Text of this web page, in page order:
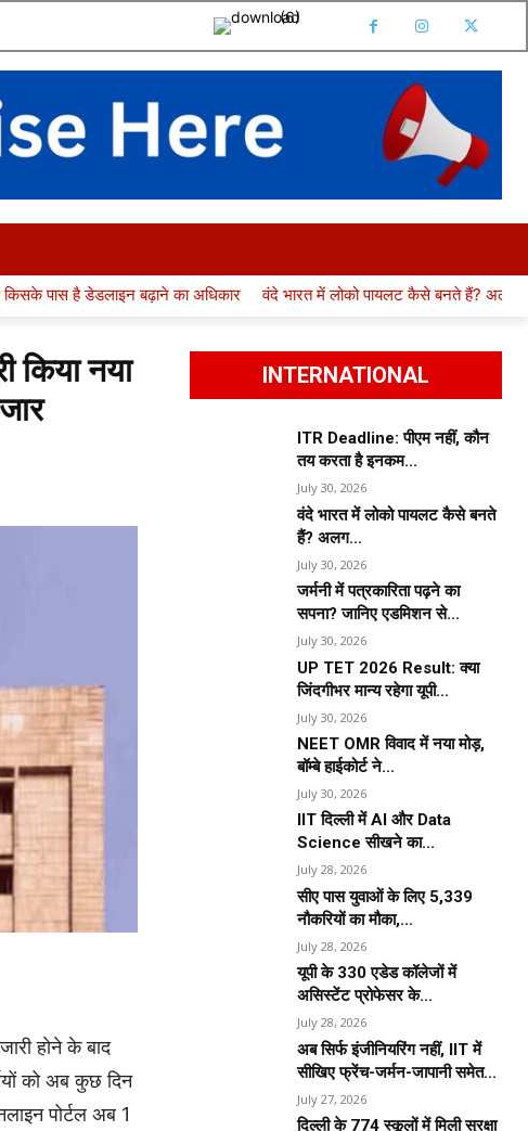
का अधिकार वंदे भारत में लोको पायलट कैसे बनते हैं? अलग भर्ती या RRB ALP से
किया नया
होने के बाद
को अब कुछ दिन
पोर्टल अब 1
INTERNATIONAL
ITR Deadline: पीएम नहीं, कौन
तय करता है इनकम...
July 30, 2026
वंदे भारत में लोको पायलट कैसे बनते
हैं? अलग...
July 30, 2026
जर्मनी में पत्रकारिता पढ़ने का
सपना? जानिए एडमिशन से...
July 30, 2026
UP TET 2026 Result: क्या
जिंदगीभर मान्य रहेगा यूपी...
July 30, 2026
NEET OMR विवाद में नया मोड़,
बॉम्बे हाईकोर्ट ने...
July 30, 2026
IIT दिल्ली में AI और Data
Science सीखने का...
July 28, 2026
सीए पास युवाओं के लिए 5,339
नौकरियों का मौका,...
July 28, 2026
यूपी के 330 एडेड कॉलेजों में
असिस्टेंट प्रोफेसर के...
July 28, 2026
अब सिर्फ इंजीनियरिंग नहीं, IIT में
सीखिए फ्रेंच-जर्मन-जापानी समेत...
July 27, 2026
दिल्ली के 774 स्कूलों में मिली सुरक्षा